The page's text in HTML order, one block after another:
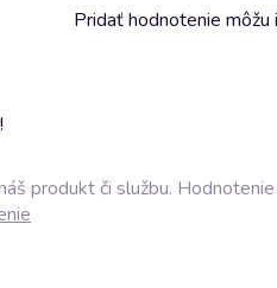
Pridať hodnotenie môžu
produkt či službu.